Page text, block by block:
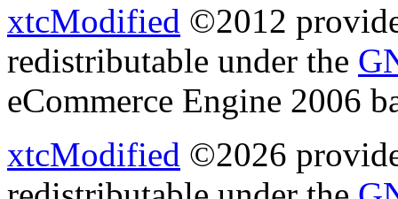
xtcModified ©2012
redistributable under the
eCommerce Engine 2006
xtcModified ©2026